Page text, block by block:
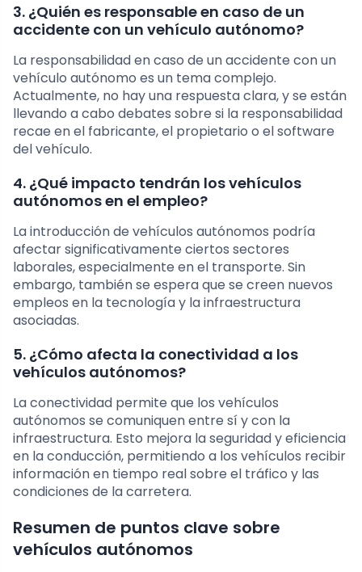
3. ¿Quién es responsable en caso de un
accidente con un vehículo autónomo?
La responsabilidad en caso de un accidente con un
vehículo autónomo es un tema complejo.
Actualmente, no hay una respuesta clara, y se están
llevando a cabo debates sobre si la responsabilidad
recae en el fabricante, el propietario o el software
del vehículo.
4. ¿Qué impacto tendrán los vehículos
autónomos en el empleo?
La introducción de vehículos autónomos podría
afectar significativamente ciertos sectores
laborales, especialmente en el transporte. Sin
embargo, también se espera que se creen nuevos
empleos en la tecnología y la infraestructura
asociadas.
5. ¿Cómo afecta la conectividad a los
vehículos autónomos?
La conectividad permite que los vehículos
autónomos se comuniquen entre sí y con la
infraestructura. Esto mejora la seguridad y eficiencia
en la conducción, permitiendo a los vehículos recibir
información en tiempo real sobre el tráfico y las
condiciones de la carretera.
Resumen de puntos clave sobre
vehículos autónomos